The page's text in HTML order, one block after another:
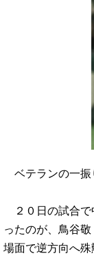
ベテランの一振
２０日の試合で
ったのが、鳥谷
場面で逆方向へ